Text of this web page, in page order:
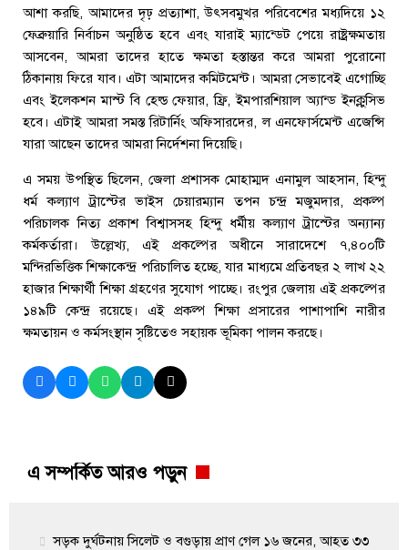
আশা করছি, আমাদের দৃঢ় প্রত্যাশা, উৎসবমুখর পরিবেশের মধ্যদিয়ে ১২
ফেব্রুয়ারি নির্বাচন অনুষ্ঠিত হবে এবং যারাই ম্যান্ডেট পেয়ে রাষ্ট্রক্ষমতায়
আসবেন, আমরা তাদের হাতে ক্ষমতা হস্তান্তর করে আমরা পুরোনো
ঠিকানায় ফিরে যাব। এটা আমাদের কমিটমেন্ট। আমরা সেভাবেই এগোচ্ছি
এবং ইলেকশন মাস্ট বি হেল্ড ফেয়ার, ফ্রি, ইমপারশিয়াল অ্যান্ড ইনক্লুসিভ
হবে। এটাই আমরা সমস্ত রিটার্নিং অফিসারদের, ল এনফোর্সমেন্ট এজেন্সি
যারা আছেন তাদের আমরা নির্দেশনা দিয়েছি।
এ সময় উপস্থিত ছিলেন, জেলা প্রশাসক মোহাম্মদ এনামুল আহসান, হিন্দু
ধর্ম কল্যাণ ট্রাস্টের ভাইস চেয়ারম্যান তপন চন্দ্র মজুমদার, প্রকল্প
পরিচালক নিত্য প্রকাশ বিশ্বাসসহ হিন্দু ধর্মীয় কল্যাণ ট্রাস্টের অন্যান্য
কর্মকর্তারা। উল্লেখ্য, এই প্রকল্পের অধীনে সারাদেশে ৭,৪০০টি
মন্দিরভিত্তিক শিক্ষাকেন্দ্র পরিচালিত হচ্ছে, যার মাধ্যমে প্রতিবছর ২ লাখ ২২
হাজার শিক্ষার্থী শিক্ষা গ্রহণের সুযোগ পাচ্ছে। রংপুর জেলায় এই প্রকল্পের
১৪৯টি কেন্দ্র রয়েছে। এই প্রকল্প শিক্ষা প্রসারের পাশাপাশি নারীর
ক্ষমতায়ন ও কর্মসংস্থান সৃষ্টিতেও সহায়ক ভূমিকা পালন করছে।
এ সম্পর্কিত আরও পড়ুন
সড়ক দুর্ঘটনায় সিলেট ও বগুড়ায় প্রাণ গেল ১৬ জনের, আহত ৩৩